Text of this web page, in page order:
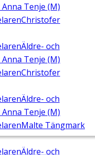
Tenje (M)
Christofer
Äldre- och
Tenje (M)
Christofer
Äldre- och
Tenje (M)
Malte Tängmark
Äldre- och